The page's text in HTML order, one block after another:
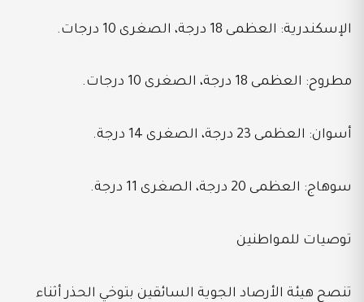
الإسكندرية: العظمى 18 درجة، الصغرى 10 درجات.
مطروح: العظمى 18 درجة، الصغرى 10 درجات.
أسوان: العظمى 23 درجة، الصغرى 14 درجة.
سوهاج: العظمى 20 درجة، الصغرى 11 درجة.
توصيات للمواطنين
تنصح هيئة الأرصاد الجوية السائقين بتوخي الحذر أثناء